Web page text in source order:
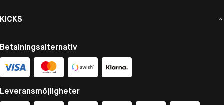
KICKS
Betalningsalternativ
Leveransmöjligheter